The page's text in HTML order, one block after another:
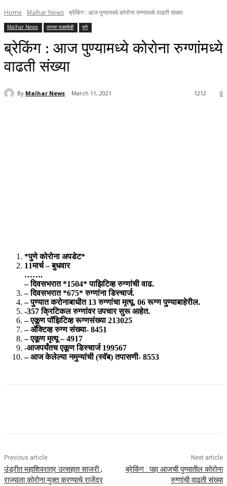
Home Malhar News ब्रेकिंग : आज पुण्यामध्ये कोरोना रुग्णांमध्ये वाढती संख्या
Malhar News ताज्या घडामोडी पुणे
ब्रेकिंग : आज पुण्यामध्ये कोरोना रुग्णांमध्ये
वाढती संख्या
By Malhar News March 11, 2021 0
1212
*पुणे कोरोना अपडेट*
11मार्च – बुधवार
…….
– दिवसभरात *1504* पाझिटिव्ह रुग्णांची वाढ.
– दिवसभरात *675* रुग्णांना डिस्चार्ज.
– पुण्यात करोनाबाधीत 13 रुग्णांचा मृत्यू. 06 रूग्ण पुण्याबाहेरील.
-357 क्रिटिकल रुग्णांवर उपचार सुरू आहेत.
– एकूण पॉझिटिव्ह रूग्णसंख्या 213025
– ॲक्टिव्ह रुग्ण संख्या- 8451
– एकूण मृत्यू – 4917
-आजपर्यंतच एकूण डिस्चार्ज 199567
– आज केलेल्या नमुन्यांची (स्वॅब) तपासणी- 8553
Previous article
उंड्रीत महाशिवरात्र उत्सहात साजरी ;
राज्याला कोरोना मुक्त करण्याचे राजेंद्र
Next article
ब्रेकिंग : पहा आजची पुण्यातील कोरोना
रुग्णांची वाढती संख्या